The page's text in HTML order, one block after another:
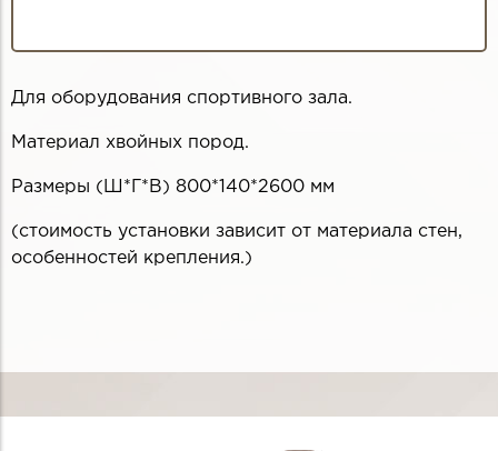
Для оборудования спортивного зала.
Материал хвойных пород.
Размеры (Ш*Г*В) 800*140*2600 мм
(стоимость установки зависит от материала стен,
особенностей крепления.)